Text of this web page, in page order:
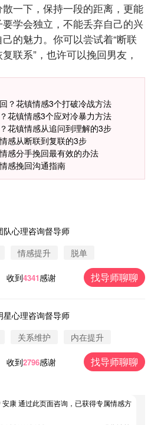
一下，保持一段的距离，更能
学会独立，不能丢弃自己的兴
的魅力。你可以尝试着“断联
系”，也许可以挽回男友，
？花镇情感3个打破冷战方法
花镇情感3个应对冷暴力方法
花镇情感从追问到理解的3步
感从断联到复联的3步
感分手挽回最有效的办法
感挽回沟通指南
队心理咨询督导师
情感提升 脱单
收到4341感谢 找导师聊聊
星心理咨询督导师
关系维护 内在提升
收到2796感谢 找导师聊聊
圆圈 通过此页面咨询，已获得专属情感方
通过此页面咨询，已获得专属情感方
大太阳 通过此页面咨询，已获得专属情感
安康 通过此页面咨询，已获得专属情感方